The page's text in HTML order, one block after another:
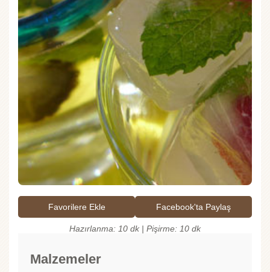
Favorilere Ekle Facebook'ta Paylaş
Hazırlanma: 10 dk | Pişirme: 10 dk
Malzemeler